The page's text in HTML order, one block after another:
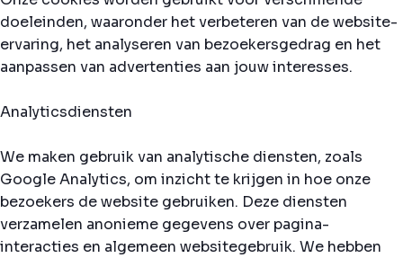
doeleinden, waaronder het verbeteren van de website-
ervaring, het analyseren van bezoekersgedrag en het
aanpassen van advertenties aan jouw interesses.
Analyticsdiensten
We maken gebruik van analytische diensten, zoals
Google Analytics, om inzicht te krijgen in hoe onze
bezoekers de website gebruiken. Deze diensten
verzamelen anonieme gegevens over pagina-
interacties en algemeen websitegebruik. We hebben